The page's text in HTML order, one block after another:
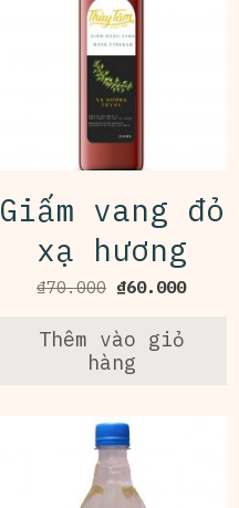
Giấm vang đỏ
xạ hương
₫70.000 Giá
là:
₫70.000.
₫60.000Giá
Thêm vào giỏ
hàng